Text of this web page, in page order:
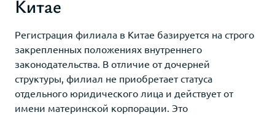
Китае
Регистрация филиала в Китае базируется на строго
закрепленных положениях внутреннего
законодательства. В отличие от дочерней
структуры, филиал не приобретает статуса
отдельного юридического лица и действует от
имени материнской корпорации. Это